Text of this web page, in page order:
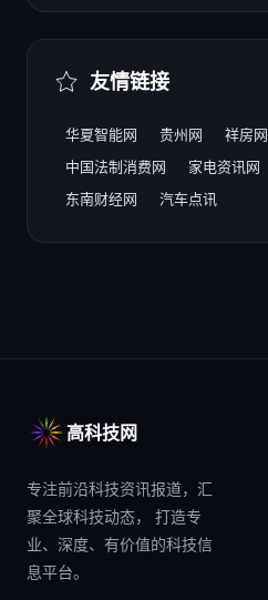
友情链接
华夏智能网 贵州网 祥房网
中国法制消费网
家电资讯网
东南财经网
汽车点讯
高科技网
专注前沿科技资讯报道，汇
聚全球科技动态， 打造专
业、深度、有价值的科技信
息平台。